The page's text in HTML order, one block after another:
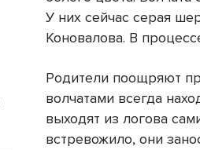
У них сейчас серая
Коновалова. В
Родители поощряют
волчатами всегда
выходят из логова
встревожило, они